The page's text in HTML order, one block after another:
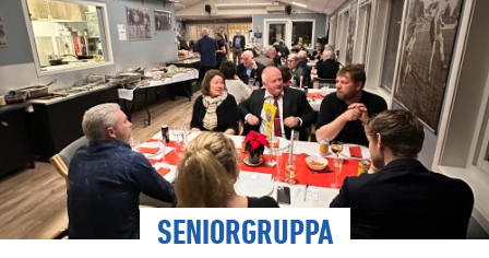
SENIORGRUPPA